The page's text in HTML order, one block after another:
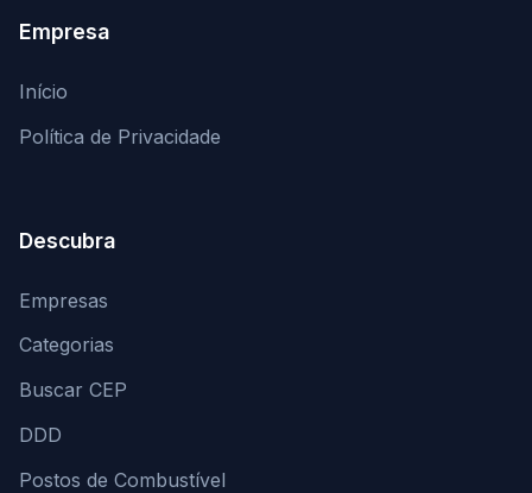
Empresa
Início
Política de Privacidade
Descubra
Empresas
Categorias
Buscar CEP
DDD
Postos de Combustível